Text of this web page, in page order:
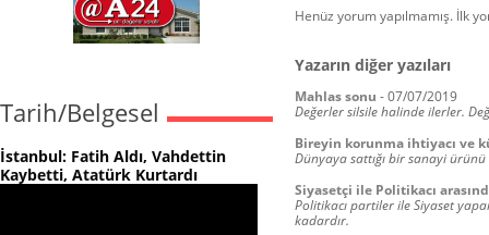
Tarih/Belgesel
İstanbul: Fatih Aldı, Vahdettin
Kaybetti, Atatürk Kurtardı
Henüz yorum yapılmamış. İlk
Yazarın diğer yazıları
Mahlas sonu -07/07/2019
Değerler silsile halinde ilerler.
Bireyin korunma ihtiyacı ve
Dünyaya sattığı bir sanayi
Siyasetçi ile Politikacı
Politikacı partiler ile Siyaset
kadardır.